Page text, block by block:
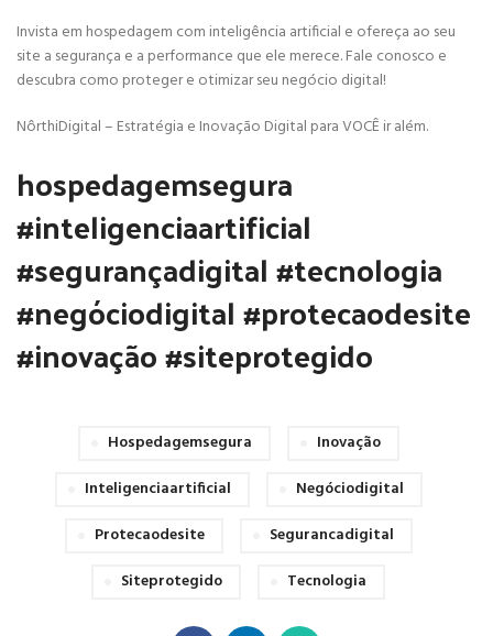
Invista em hospedagem com inteligência artificial e ofereça ao seu
site a segurança e a performance que ele merece. Fale conosco e
descubra como proteger e otimizar seu negócio digital!
NôrthiDigital – Estratégia e Inovação Digital para VOCÊ ir além.
hospedagemsegura
#inteligenciaartificial
#segurançadigital #tecnologia
#negóciodigital #protecaodesite
#inovação #siteprotegido
Hospedagemsegura
Inovação
Inteligenciaartificial
Negóciodigital
Protecaodesite
Segurancadigital
Siteprotegido
Tecnologia